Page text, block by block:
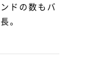
ドの数もバ
。